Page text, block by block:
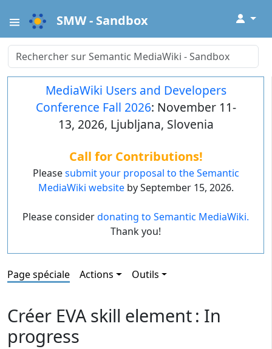
SMW - Sandbox ↓
MediaWiki Users and Developers
Conference Fall 2026: November 11-
13, 2026, Ljubljana, Slovenia
Call for Contributions!
Pleasesubmit your proposal to the Semantic
MediaWiki websiteby September 15, 2026.
Please considerdonating to Semantic MediaWiki.
Thank you!
Page spéciale Actions Outils
Créer EVA skill element : In
progress